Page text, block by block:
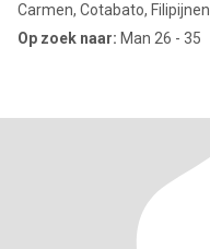
Carmen, Cotabato, Filipijnen
Op zoek naar: Man 26 - 35